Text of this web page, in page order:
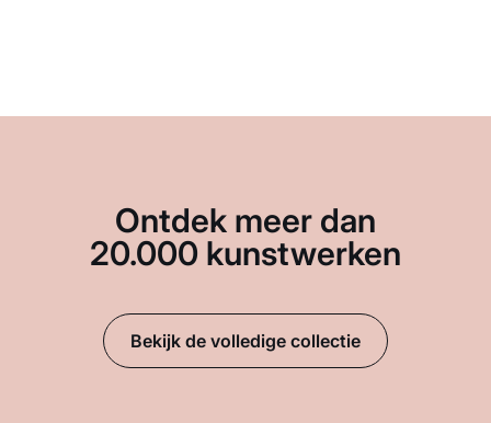
Ontdek meer dan
20.000 kunstwerken
Bekijk de volledige collectie